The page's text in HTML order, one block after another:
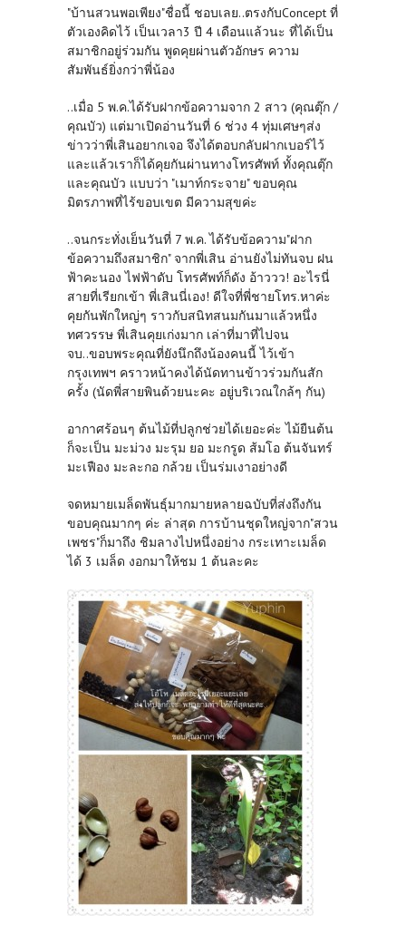
"บ้านสวนพอเพียง"ชื่อนี้ ชอบเลย..ตรงกับConcept ที่
ตัวเองคิดไว้ เป็นเวลา3 ปี 4 เดือนแล้วนะ ที่ได้เป็น
สมาชิกอยู่ร่วมกัน พูดคุยผ่านตัวอักษร ความ
สัมพันธ์ยิ่งกว่าพี่น้อง
..เมื่อ 5 พ.ค.ได้รับฝากข้อความจาก 2 สาว (คุณตุ๊ก /
คุณบัว) แต่มาเปิดอ่านวันที่ 6 ช่วง 4 ทุ่มเศษๆส่ง
ข่าวว่าพี่เสินอยากเจอ จึงได้ตอบกลับฝากเบอร์ไว้
และแล้วเราก็ได้คุยกันผ่านทางโทรศัพท์ ทั้งคุณตุ๊ก
และคุณบัว แบบว่า "เมาท์กระจาย" ขอบคุณ
มิตรภาพที่ไร้ขอบเขต มีความสุขค่ะ
..จนกระทั่งเย็นวันที่ 7 พ.ค. ได้รับข้อความ"ฝาก
ข้อความถึงสมาชิก" จากพี่เสิน อ่านยังไม่ทันจบ ฝน
ฟ้าคะนอง ไฟฟ้าดับ โทรศัพท์ก็ดัง อ้าววว! อะไรนี่
สายที่เรียกเข้า พี่เสินนี่เอง! ดีใจที่พี่ชายโทร.หาค่ะ
คุยกันพักใหญ่ๆ ราวกับสนิทสนมกันมาแล้วหนึ่ง
ทศวรรษ พี่เสินคุยเก่งมาก เล่าที่มาที่ไปจน
จบ..ขอบพระคุณที่ยังนึกถึงน้องคนนี้ ไว้เข้า
กรุงเทพฯ คราวหน้าคงได้นัดทานข้าวร่วมกันสัก
ครั้ง (นัดพี่สายพินด้วยนะคะ อยู่บริเวณใกล้ๆ กัน)
อากาศร้อนๆ ต้นไม้ที่ปลูกช่วยได้เยอะค่ะ ไม้ยืนต้น
ก็จะเป็น มะม่วง มะรุม ยอ มะกรูด ส้มโอ ต้นจันทร์
มะเฟือง มะละกอ กล้วย เป็นร่มเงาอย่างดี
จดหมายเมล็ดพันธุ์มากมายหลายฉบับที่ส่งถึงกัน
ขอบคุณมากๆ ค่ะ ล่าสุด การบ้านชุดใหญ่จาก"สวน
เพชร"ก็มาถึง ชิมลางไปหนึ่งอย่าง กระเทาะเมล็ด
ได้ 3 เมล็ด งอกมาให้ชม 1 ต้นละคะ